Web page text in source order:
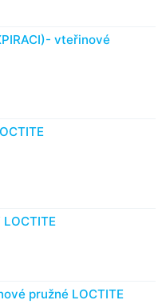
vteřinové
pružné LOCTITE